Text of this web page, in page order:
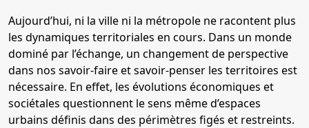
Aujourd’hui, ni la ville ni la métropole ne racontent plus
les dynamiques territoriales en cours. Dans un monde
dominé par l’échange, un changement de perspective
dans nos savoir-faire et savoir-penser les territoires est
nécessaire. En effet, les évolutions économiques et
sociétales questionnent le sens même d’espaces
urbains définis dans des périmètres figés et restreints.